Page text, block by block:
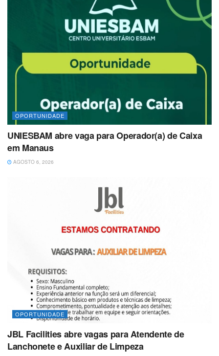
OPORTUNIDADE
UNIESBAM abre vaga para Operador(a) de Caixa
em Manaus
AGOSTO 6, 2026
OPORTUNIDADE
JBL Facilities abre vagas para Atendente de
Lanchonete e Auxiliar de Limpeza